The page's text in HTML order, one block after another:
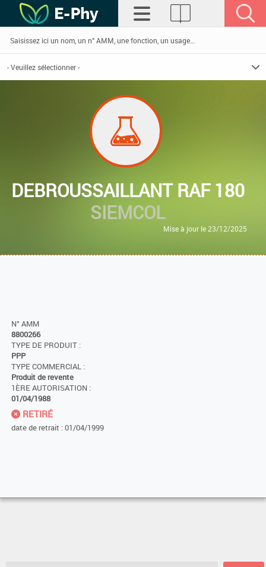
DEBROUSSAILLANT RAF 180
SIEMCOL
Mise à jour le 23/12/2025
N° AMM
8800266
TYPE DE PRODUIT :
PPP
TYPE COMMERCIAL :
Produit de revente
1ÈRE AUTORISATION :
01/04/1988
RETIRÉ
date de retrait : 01/04/1999